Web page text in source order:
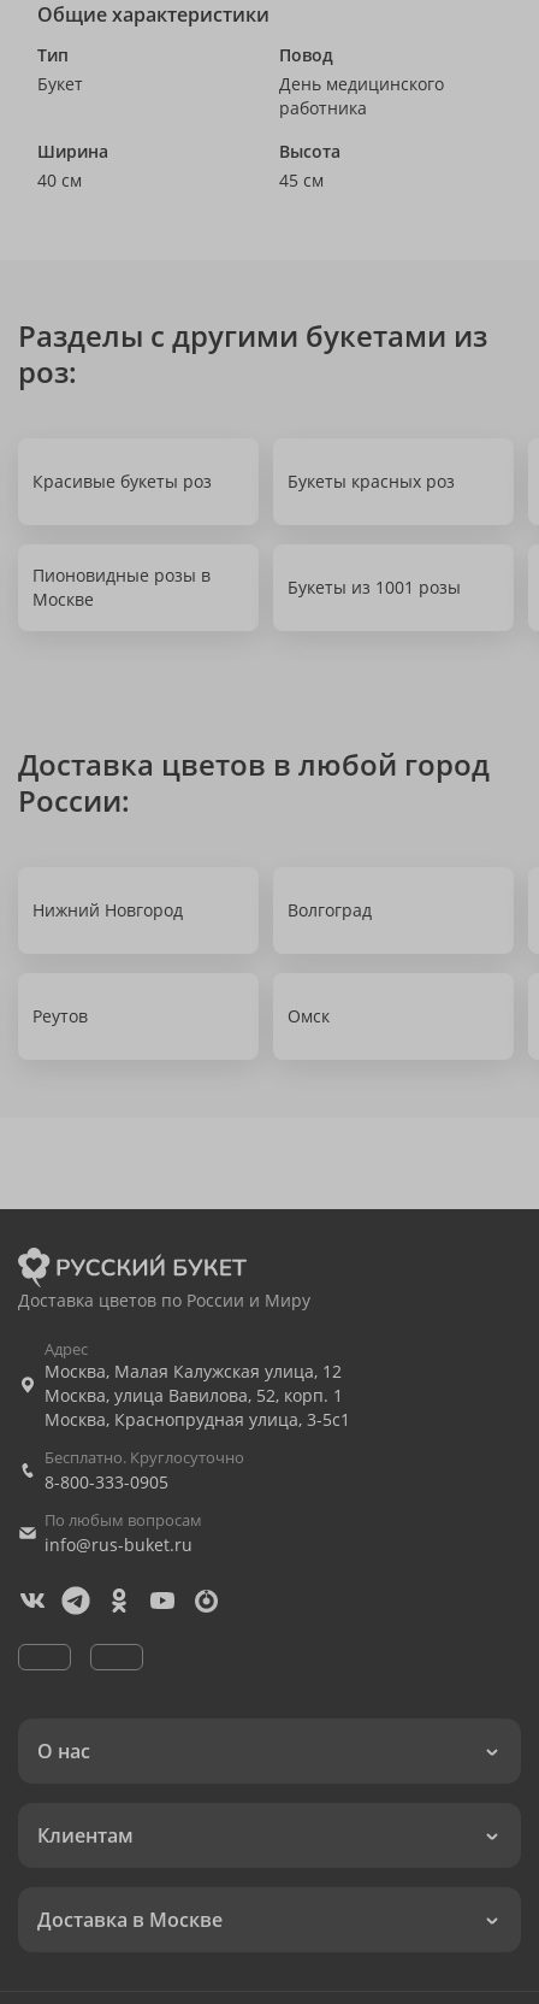
Общие характеристики
Тип
Букет
Повод
День медицинского
работника
Ширина
40 см
Высота
45 см
Разделы с другими букетами из
роз:
Красивые букеты роз Букеты красных роз
Пионовидные розы в
Москве
Букеты из 1001 розы
Доставка цветов в любой город
России:
Нижний Новгород Волгоград
Реутов Омск
Доставка цветов по России и Миру
Адрес
Москва, Малая Калужская улица, 12
Москва, улица Вавилова, 52, корп. 1
Москва, Краснопрудная улица, 3-5с1
Бесплатно. Круглосуточно
8-800-333-0905
По любым вопросам
info@rus-buket.ru
О нас
Клиентам
Доставка в Москве